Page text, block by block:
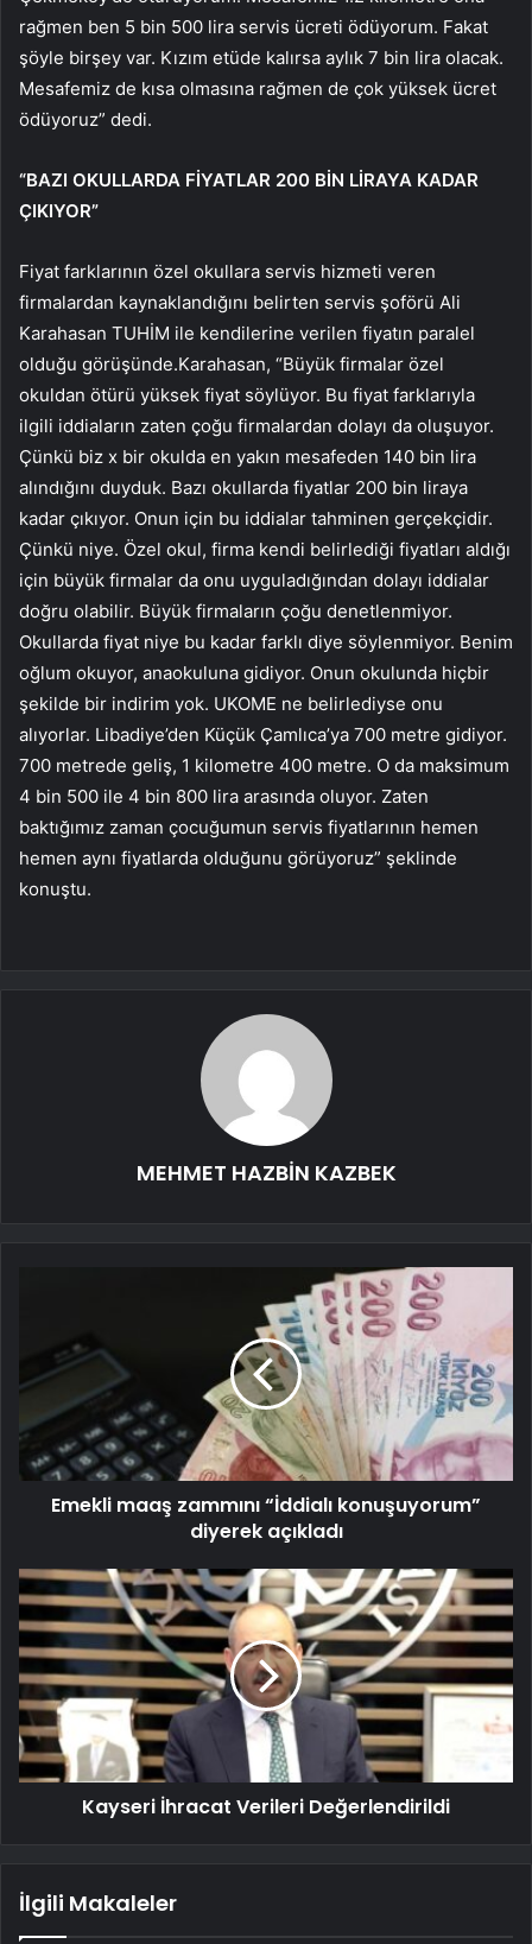
rağmen ben 5 bin 500 lira servis ücreti ödüyorum. Fakat
şöyle birşey var. Kızım etüde kalırsa aylık 7 bin lira olacak.
Mesafemiz de kısa olmasına rağmen de çok yüksek ücret
ödüyoruz” dedi.
“BAZI OKULLARDA FİYATLAR 200 BİN LİRAYA KADAR
ÇIKIYOR”
Fiyat farklarının özel okullara servis hizmeti veren
firmalardan kaynaklandığını belirten servis şoförü Ali
Karahasan TUHİM ile kendilerine verilen fiyatın paralel
olduğu görüşünde.Karahasan, “Büyük firmalar özel
okuldan ötürü yüksek fiyat söylüyor. Bu fiyat farklarıyla
ilgili iddiaların zaten çoğu firmalardan dolayı da oluşuyor.
Çünkü biz x bir okulda en yakın mesafeden 140 bin lira
alındığını duyduk. Bazı okullarda fiyatlar 200 bin liraya
kadar çıkıyor. Onun için bu iddialar tahminen gerçekçidir.
Çünkü niye. Özel okul, firma kendi belirlediği fiyatları aldığı
için büyük firmalar da onu uyguladığından dolayı iddialar
doğru olabilir. Büyük firmaların çoğu denetlenmiyor.
Okullarda fiyat niye bu kadar farklı diye söylenmiyor. Benim
oğlum okuyor, anaokuluna gidiyor. Onun okulunda hiçbir
şekilde bir indirim yok. UKOME ne belirlediyse onu
alıyorlar. Libadiye’den Küçük Çamlıca’ya 700 metre gidiyor.
700 metrede geliş, 1 kilometre 400 metre. O da maksimum
4 bin 500 ile 4 bin 800 lira arasında oluyor. Zaten
baktığımız zaman çocuğumun servis fiyatlarının hemen
hemen aynı fiyatlarda olduğunu görüyoruz” şeklinde
konuştu.
MEHMET HAZBİN KAZBEK
Emekli maaş zammını “İddialı konuşuyorum”
diyerek açıkladı
Kayseri İhracat Verileri Değerlendirildi
İlgili Makaleler